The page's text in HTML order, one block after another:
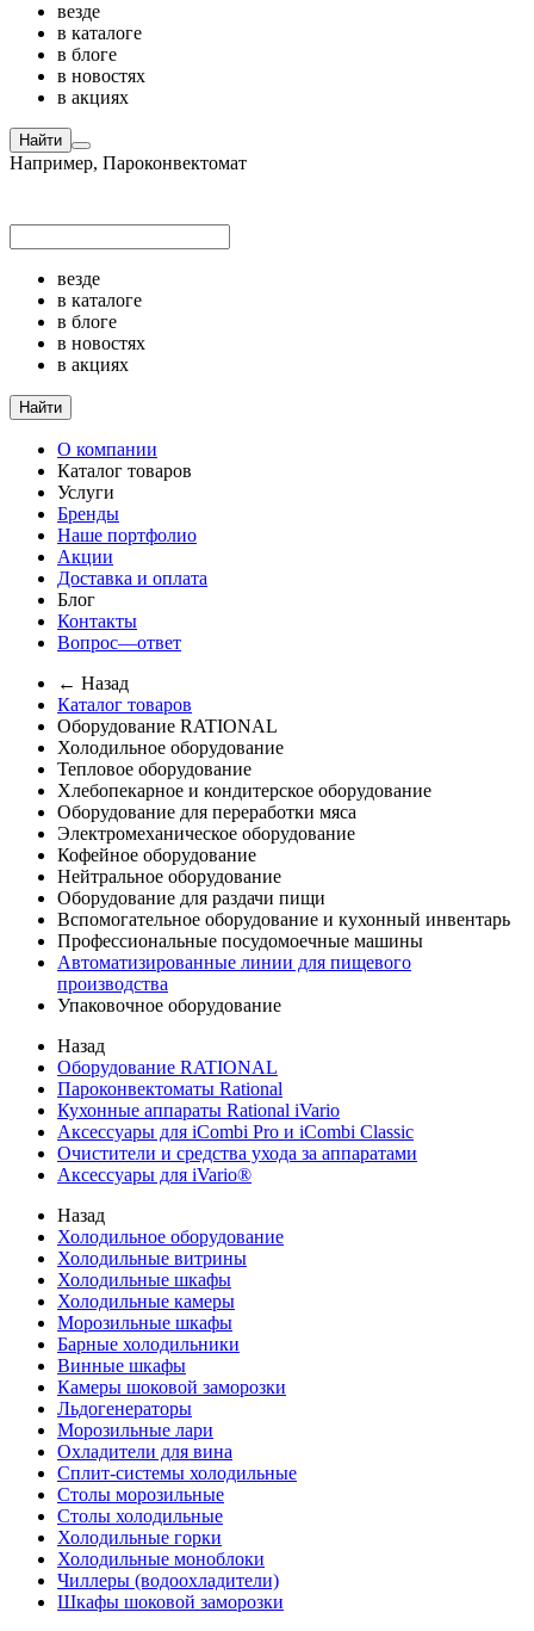
везде
в каталоге
в блоге
в новостях
в акциях
Найти
Например, Пароконвектомат
везде
в каталоге
в блоге
в новостях
в акциях
Найти
О компании
Каталог товаров
Услуги
Бренды
Наше портфолио
Акции
Доставка и оплата
Блог
Контакты
Вопрос—ответ
← Назад
Каталог товаров
Оборудование RATIONAL
Холодильное оборудование
Тепловое оборудование
Хлебопекарное и кондитерское оборудование
Оборудование для переработки мяса
Электромеханическое оборудование
Кофейное оборудование
Нейтральное оборудование
Оборудование для раздачи пищи
Вспомогательное оборудование и кухонный инвентарь
Профессиональные посудомоечные машины
Автоматизированные линии для пищевого
производства
Упаковочное оборудование
Назад
Оборудование RATIONAL
Пароконвектоматы Rational
Кухонные аппараты Rational iVario
Аксессуары для iCombi Pro и iCombi Classic
Очистители и средства ухода за аппаратами
Аксессуары для iVario®
Назад
Холодильное оборудование
Холодильные витрины
Холодильные шкафы
Холодильные камеры
Морозильные шкафы
Барные холодильники
Винные шкафы
Камеры шоковой заморозки
Льдогенераторы
Морозильные лари
Охладители для вина
Сплит-системы холодильные
Столы морозильные
Столы холодильные
Холодильные горки
Холодильные моноблоки
Чиллеры (водоохладители)
Шкафы шоковой заморозки